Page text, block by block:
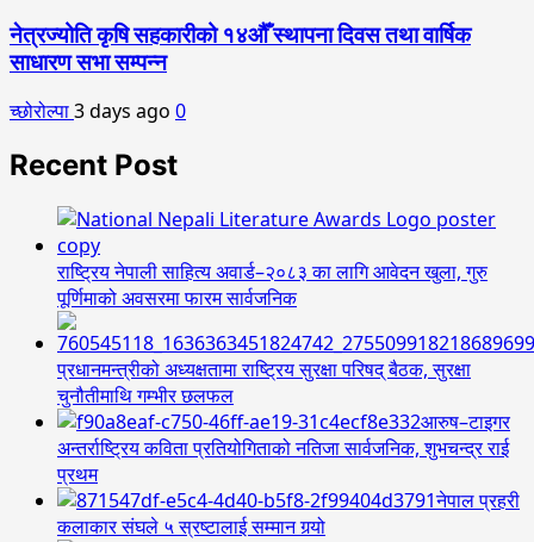
नेत्रज्योति कृषि सहकारीको १४औँ स्थापना दिवस तथा वार्षिक
साधारण सभा सम्पन्न
च्छोरोल्पा3 days ago 0
Recent Post
राष्ट्रिय नेपाली साहित्य अवार्ड–२०८३ का लागि आवेदन खुला, गुरु
पूर्णिमाको अवसरमा फारम सार्वजनिक
प्रधानमन्त्रीको अध्यक्षतामा राष्ट्रिय सुरक्षा परिषद् बैठक, सुरक्षा
चुनौतीमाथि गम्भीर छलफल
आरुष–टाइगर
अन्तर्राष्ट्रिय कविता प्रतियोगिताको नतिजा सार्वजनिक, शुभचन्द्र राई
प्रथम
नेपाल प्रहरी
कलाकार संघले ५ स्रष्टालाई सम्मान गर्‍यो